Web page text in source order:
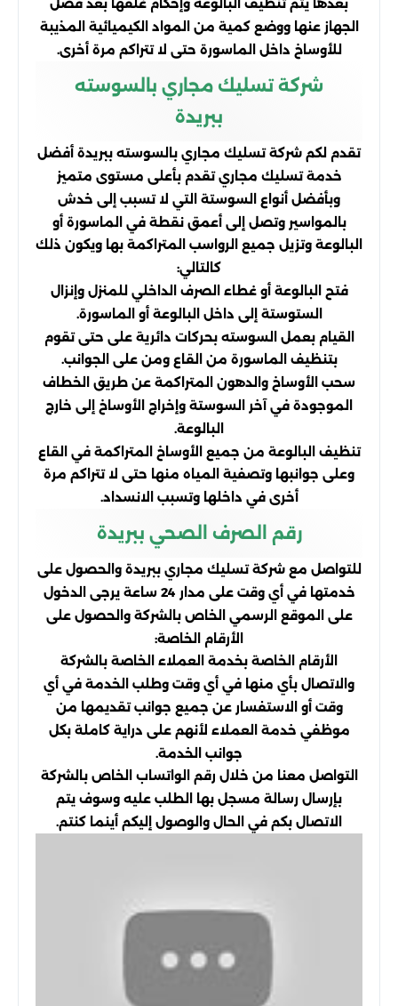
بعدها يتم تنظيف البالوعة وإحكام غلقها بعد فصل
الجهاز عنها ووضع كمية من المواد الكيميائية المذيبة
للأوساخ داخل الماسورة حتى لا تتراكم مرة أخرى.
شركة تسليك مجاري بالسوسته
ببريدة
تقدم لكم شركة تسليك مجاري بالسوسته ببريدة أفضل
خدمة تسليك مجاري تقدم بأعلى مستوى متميز
وبأفضل أنواع السوستة التي لا تسبب إلى خدش
بالمواسير وتصل إلى أعمق نقطة في الماسورة أو
البالوعة وتزيل جميع الرواسب المتراكمة بها ويكون ذلك
كالتالي:
فتح البالوعة أو غطاء الصرف الداخلي للمنزل وإنزال
الستوستة إلى داخل البالوعة أو الماسورة.
القيام بعمل السوسته بحركات دائرية على حتى تقوم
بتنظيف الماسورة من القاع ومن على الجوانب.
سحب الأوساخ والدهون المتراكمة عن طريق الخطاف
الموجودة في آخر السوستة وإخراج الأوساخ إلى خارج
البالوعة.
تنظيف البالوعة من جميع الأوساخ المتراكمة في القاع
وعلى جوانبها وتصفية المياه منها حتى لا تتراكم مرة
أخرى في داخلها وتسبب الانسداد.
رقم الصرف الصحي ببريدة
للتواصل مع شركة تسليك مجاري ببريدة والحصول على
خدمتها في أي وقت على مدار 24 ساعة يرجى الدخول
على الموقع الرسمي الخاص بالشركة والحصول على
الأرقام الخاصة:
الأرقام الخاصة بخدمة العملاء الخاصة بالشركة
والاتصال بأي منها في أي وقت وطلب الخدمة في أي
وقت أو الاستفسار عن جميع جوانب تقديمها من
موظفي خدمة العملاء لأنهم على دراية كاملة بكل
جوانب الخدمة.
التواصل معنا من خلال رقم الواتساب الخاص بالشركة
بإرسال رسالة مسجل بها الطلب عليه وسوف يتم
الاتصال بكم في الحال والوصول إليكم أينما كنتم.